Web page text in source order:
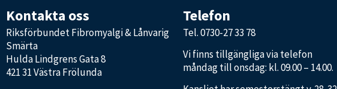
Kontakta oss
Riksförbundet Fibromyalgi & Lånvarig
Smärta
Hulda Lindgrens Gata 8
421 31 Västra Frölunda
Telefon
Tel.0730-27 33 78
Vi finns tillgängliga via telefon
måndag till onsdag: kl. 09.00 – 14.00.